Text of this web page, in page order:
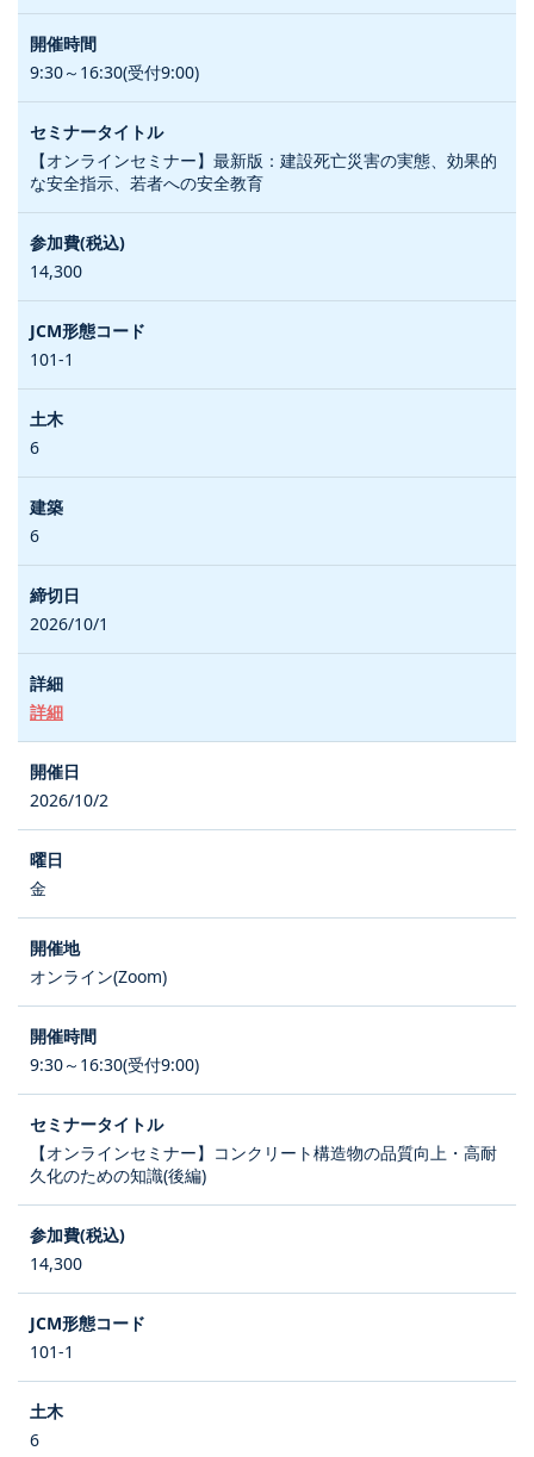
9:30～16:30(受付9:00)
【オンラインセミナー】最新版：建設死亡災害の実態、効果的
な安全指示、若者への安全教育
14,300
101-1
6
6
2026/10/1
詳細
2026/10/2
金
オンライン(Zoom)
9:30～16:30(受付9:00)
【オンラインセミナー】コンクリート構造物の品質向上・高耐
久化のための知識(後編)
14,300
101-1
6